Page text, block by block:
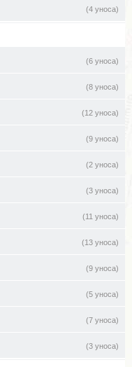
(4 уноса)
(6 уноса)
(8 уноса)
(12 уноса)
(9 уноса)
(2 уноса)
(3 уноса)
(11 уноса)
(13 уноса)
(9 уноса)
(5 уноса)
(7 уноса)
(3 уноса)